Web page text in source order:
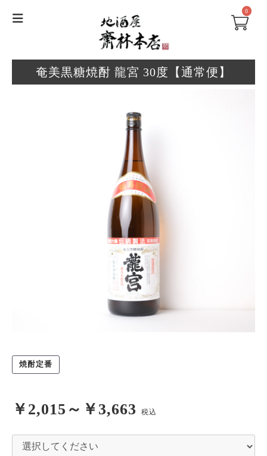
0
奄美黒糖焼酎 龍宮 30度【通常便】
焼酎定番
￥2,015～￥3,663 税込